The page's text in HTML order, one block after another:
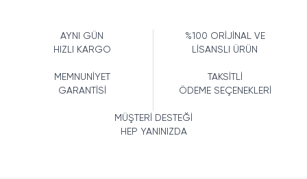
AYNI GÜN
HIZLI KARGO
%100 ORİJİNAL VE
LİSANSLI ÜRÜN
MEMNUNİYET
GARANTİSİ
TAKSİTLİ
ÖDEME SEÇENEKLERİ
MÜŞTERİ DESTEĞİ
HEP YANINIZDA